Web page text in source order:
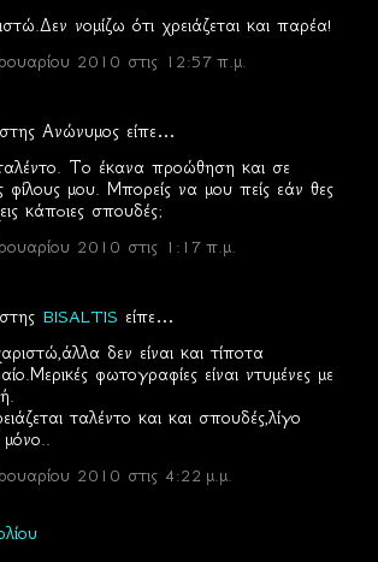
νομίζω ότι χρειάζεται και παρέα!
2010 στις 12:57 π.μ.
Ανώνυμος είπε…
Το έκανα προώθηση και σε
φίλους μου. Μπορείς να μου πείς εάν θες
κάπoιες σπουδές;
2010 στις 1:17 π.μ.
BISALTIS είπε…
δεν είναι και τίποτα
φωτογραφίες είναι ντυμένες με
ταλέντο και και σπουδές,λίγο
μόνο..
2010 στις 4:22 μ.μ.